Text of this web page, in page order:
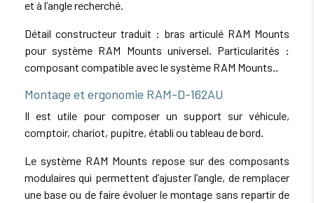
et à l’angle recherché.
Détail constructeur traduit : bras articulé RAM Mounts
pour système RAM Mounts universel. Particularités :
composant compatible avec le système RAM Mounts..
Montage et ergonomie RAM-D-162AU
Il est utile pour composer un support sur véhicule,
comptoir, chariot, pupitre, établi ou tableau de bord.
Le système RAM Mounts repose sur des composants
modulaires qui permettent d’ajuster l’angle, de remplacer
une base ou de faire évoluer le montage sans repartir de